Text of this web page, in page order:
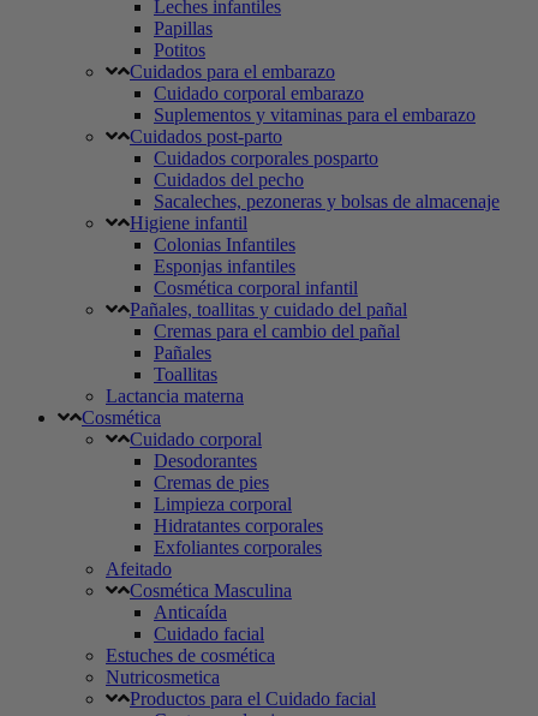
Leches infantiles
Papillas
Potitos
Cuidados para el embarazo
Cuidado corporal embarazo
Suplementos y vitaminas para el embarazo
Cuidados post-parto
Cuidados corporales posparto
Cuidados del pecho
Sacaleches, pezoneras y bolsas de almacenaje
Higiene infantil
Colonias Infantiles
Esponjas infantiles
Cosmética corporal infantil
Pañales, toallitas y cuidado del pañal
Cremas para el cambio del pañal
Pañales
Toallitas
Lactancia materna
Cosmética
Cuidado corporal
Desodorantes
Cremas de pies
Limpieza corporal
Hidratantes corporales
Exfoliantes corporales
Afeitado
Cosmética Masculina
Anticaída
Cuidado facial
Estuches de cosmética
Nutricosmetica
Productos para el Cuidado facial